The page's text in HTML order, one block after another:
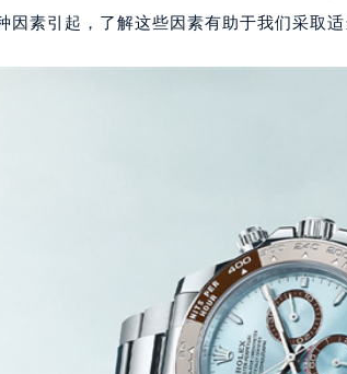
因素引起，了解这些因素有助于我们采取适